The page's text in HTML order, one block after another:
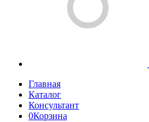
Главная
Каталог
Консультант
0Корзина